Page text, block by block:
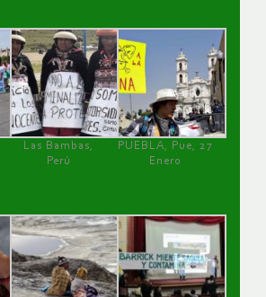
Las Bambas,
Perú
PUEBLA, Pue, 27
Enero